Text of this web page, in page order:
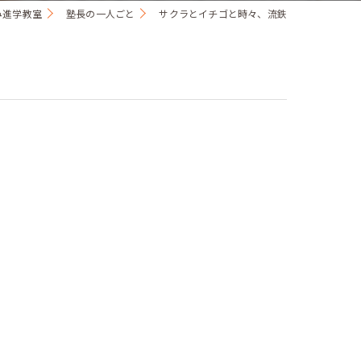
学教室 塾長の一人ごと サクラとイチゴと時々、流鉄